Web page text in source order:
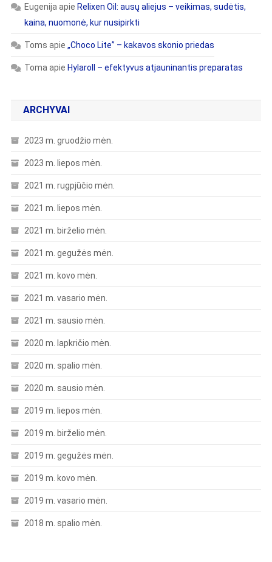
Eugenija apie Relixen Oil: ausų aliejus – veikimas, sudėtis,
kaina, nuomonė, kur nusipirkti
Toms apie „Choco Lite” – kakavos skonio priedas
Toma apie Hylaroll – efektyvus atjauninantis preparatas
ARCHYVAI
2023 m. gruodžio mėn.
2023 m. liepos mėn.
2021 m. rugpjūčio mėn.
2021 m. liepos mėn.
2021 m. birželio mėn.
2021 m. gegužės mėn.
2021 m. kovo mėn.
2021 m. vasario mėn.
2021 m. sausio mėn.
2020 m. lapkričio mėn.
2020 m. spalio mėn.
2020 m. sausio mėn.
2019 m. liepos mėn.
2019 m. birželio mėn.
2019 m. gegužės mėn.
2019 m. kovo mėn.
2019 m. vasario mėn.
2018 m. spalio mėn.